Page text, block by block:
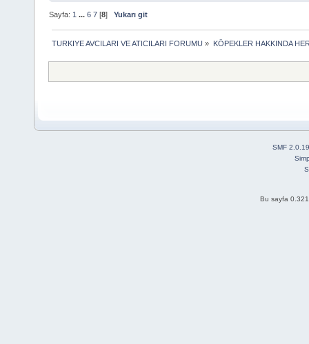
Sayfa: 1 ...6 7 [8]Yukarı git
TURKIYE AVCILARI VE ATICILARI FORUMU » KÖPEKLER HAKKINDA
SMF 2.0.19
Bu sayfa